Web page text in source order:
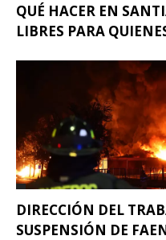
QUÉ HACER EN
LIBRES PARA
DIRECCIÓN DEL
SUSPENSIÓN DE